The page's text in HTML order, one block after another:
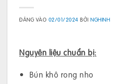
ĐĂNG VÀO 02/01/2024 BỞINGHINH
Nguyên liệu chuẩn bị:
Bún khô rong nho